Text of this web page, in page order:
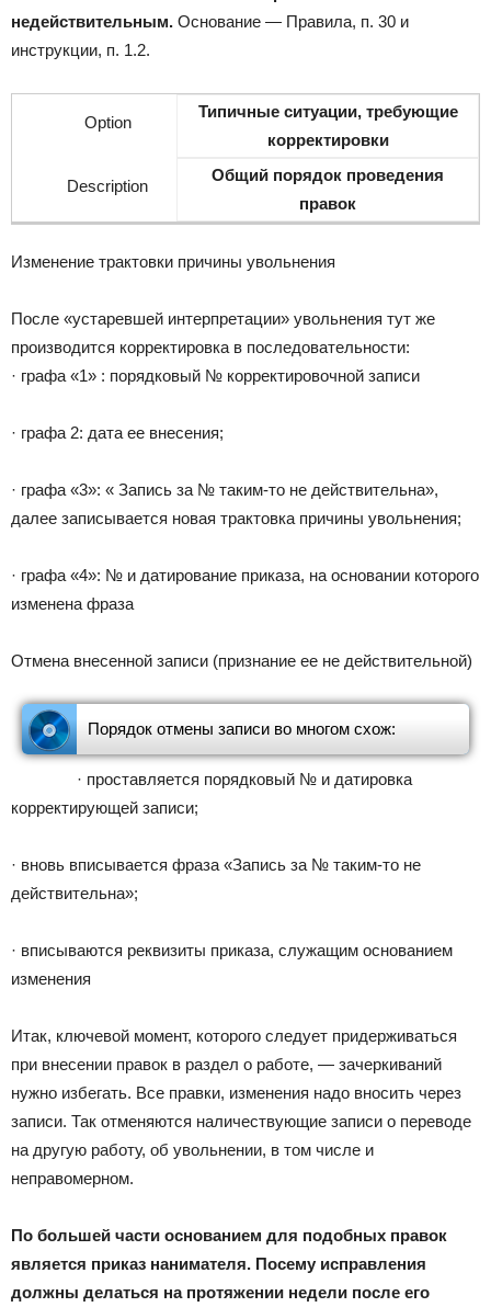
недействительным. Основание — Правила, п. 30 и
инструкции, п. 1.2.
Типичные ситуации, требующие
корректировки
Общий порядок проведения
правок
Изменение трактовки причины увольнения
После «устаревшей интерпретации» увольнения тут же
производится корректировка в последовательности:
· графа «1» : порядковый № корректировочной записи
· графа 2: дата ее внесения;
· графа «3»: « Запись за № таким-то не действительна»,
далее записывается новая трактовка причины увольнения;
· графа «4»: № и датирование приказа, на основании которого
изменена фраза
Отмена внесенной записи (признание ее не действительной)
Порядок отмены записи во многом схож:
· проставляется порядковый № и датировка
корректирующей записи;
· вновь вписывается фраза «Запись за № таким-то не
действительна»;
· вписываются реквизиты приказа, служащим основанием
изменения
Итак, ключевой момент, которого следует придерживаться
при внесении правок в раздел о работе, — зачеркиваний
нужно избегать. Все правки, изменения надо вносить через
записи. Так отменяются наличествующие записи о переводе
на другую работу, об увольнении, в том числе и
неправомерном.
По большей части основанием для подобных правок
является приказ нанимателя. Посему исправления
должны делаться на протяжении недели после его